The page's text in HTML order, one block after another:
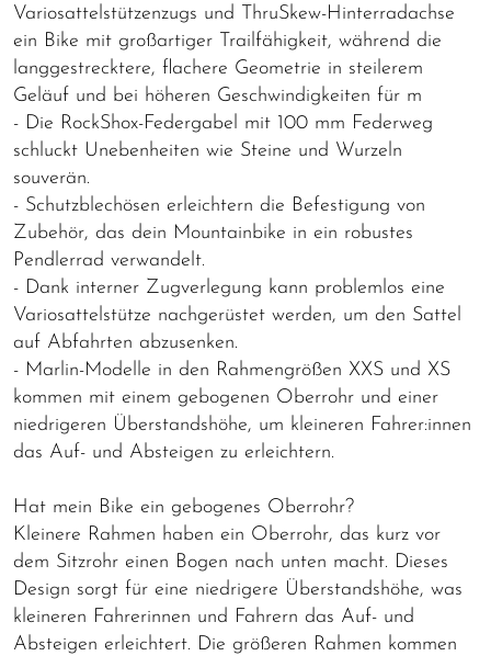
Variosattelstützenzugs und ThruSkew-Hinterradachse
ein Bike mit großartiger Trailfähigkeit, während die
langgestrecktere, flachere Geometrie in steilerem
Geläuf und bei höheren Geschwindigkeiten für m
- Die RockShox-Federgabel mit 100 mm Federweg
schluckt Unebenheiten wie Steine und Wurzeln
souverän.
- Schutzblechösen erleichtern die Befestigung von
Zubehör, das dein Mountainbike in ein robustes
Pendlerrad verwandelt.
- Dank interner Zugverlegung kann problemlos eine
Variosattelstütze nachgerüstet werden, um den Sattel
auf Abfahrten abzusenken.
- Marlin-Modelle in den Rahmengrößen XXS und XS
kommen mit einem gebogenen Oberrohr und einer
niedrigeren Überstandshöhe, um kleineren Fahrer:innen
das Auf- und Absteigen zu erleichtern.
Hat mein Bike ein gebogenes Oberrohr?
Kleinere Rahmen haben ein Oberrohr, das kurz vor
dem Sitzrohr einen Bogen nach unten macht. Dieses
Design sorgt für eine niedrigere Überstandshöhe, was
kleineren Fahrerinnen und Fahrern das Auf- und
Absteigen erleichtert. Die größeren Rahmen kommen